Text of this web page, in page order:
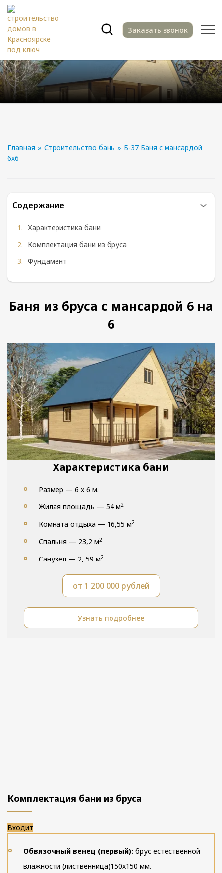
Заказать звонок
Главная » Строительство бань » Б-37 Баня с мансардой
6х6
Содержание
Характеристика бани
Комплектация бани из бруса
Фундамент
Баня из бруса с мансардой 6 на
6
Характеристика бани
Размер — 6 х 6 м.
Жилая площадь — 54 м2
Комната отдыха — 16,55 м2
Спальня — 23,2 м2
Санузел — 2, 59 м2
от 1 200 000 рублей
Узнать подробнее
Комплектация бани из бруса
Входит
Обвязочный венец (первый): брус естественной
влажности (лиственница)150х150 мм.